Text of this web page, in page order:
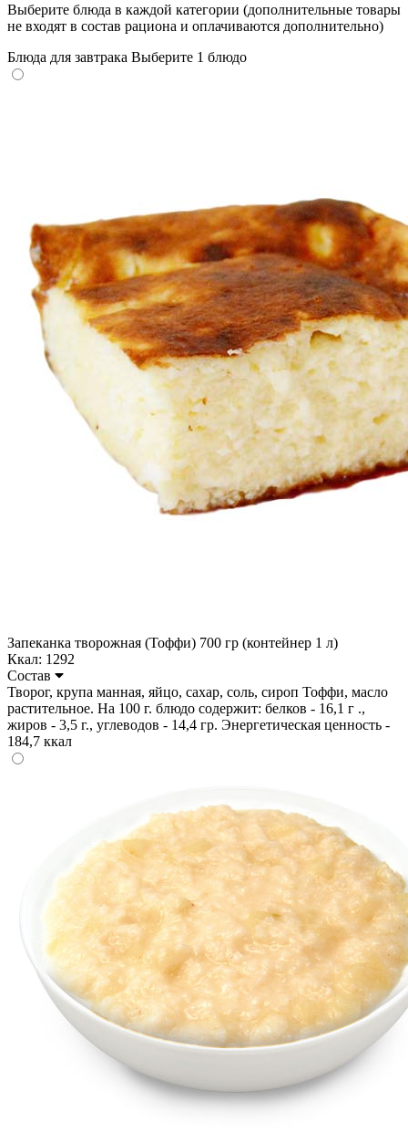
Выберите блюда в каждой категории (дополнительные товары
не входят в состав рациона и оплачиваются дополнительно)
Блюда для завтрака Выберите 1 блюдо
Запеканка творожная (Тоффи) 700 гр (контейнер 1 л)
Ккал: 1292
Состав
Творог, крупа манная, яйцо, сахар, соль, сироп Тоффи, масло
растительное. На 100 г. блюдо содержит: белков - 16,1 г .,
жиров - 3,5 г., углеводов - 14,4 гр. Энергетическая ценность -
184,7 ккал